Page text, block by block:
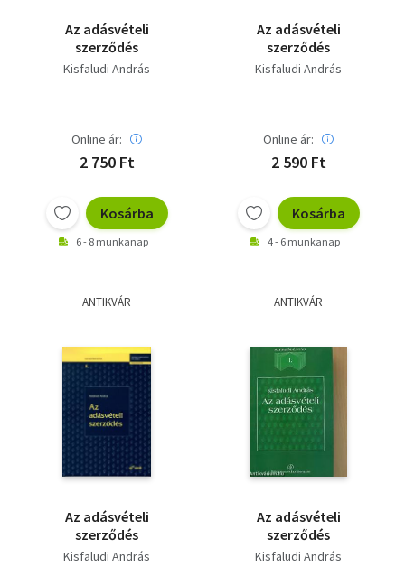
Társadalomtudomány
Természettudomány
Az adásvételi
szerződés
Kisfaludi András
Online ár:
2 750 Ft
Kosárba
6 - 8 munkanap
Az adásvételi
szerződés
Kisfaludi András
Online ár:
2 590 Ft
Kosárba
4 - 6 munkanap
ANTIKVÁR
Az adásvételi
szerződés
Kisfaludi András
ANTIKVÁR
Az adásvételi
szerződés
Kisfaludi András